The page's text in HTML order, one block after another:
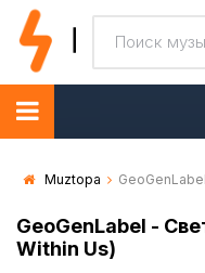
Muztopa
GeoGenLabel -
Within Us)